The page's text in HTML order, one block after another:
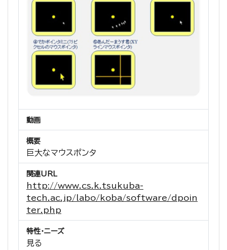
動画
概要
巨大なマウスポンタ
関連URL
http://www.cs.k.tsukuba-
tech.ac.jp/labo/koba/software/dpoin
ter.php
特性・ニーズ
見る